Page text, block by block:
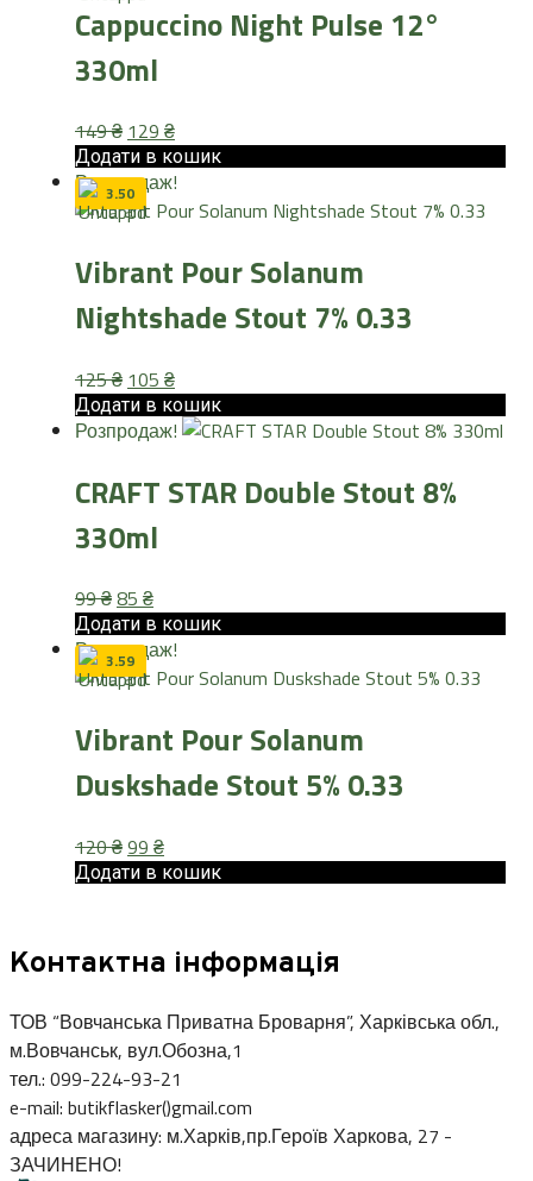
Cappuccino Night Pulse 12°
330ml
149₴ Оригінальна
ціна:
149 ₴.
129 ₴Поточна
ціна:
129 ₴.
Додати в кошик
Розпродаж!
3.50
Vibrant Pour Solanum
Nightshade Stout 7% 0.33
125₴ Оригінальна
ціна:
125 ₴.
105 ₴Поточна
ціна:
105 ₴.
Додати в кошик
Розпродаж!
CRAFT STAR Double Stout 8%
330ml
99₴Оригінальна
ціна:
99 ₴.
85 ₴Поточна
ціна:
85 ₴.
Додати в кошик
Розпродаж!
3.59
Vibrant Pour Solanum
Duskshade Stout 5% 0.33
120₴Оригінальна
ціна:
99 ₴Поточна
ціна:
Додати в кошик
Контактна інформація
ТОВ “Вовчанська Приватна Броварня”, Харківська обл.,
м.Вовчанськ, вул.Обозна,1
тел.: 099-224-93-21
e-mail: butikflasker()gmail.com
адреса магазину: м.Харків,пр.Героїв Харкова, 27 -
ЗАЧИНЕНО!